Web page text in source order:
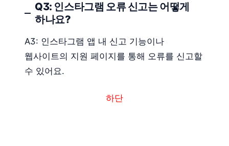
Q3: 인스타그램 오류 신고는 어떻게
하나요?
A3: 인스타그램 앱 내 신고 기능이나
웹사이트의 지원 페이지를 통해 오류를 신고할
수 있어요.
하단